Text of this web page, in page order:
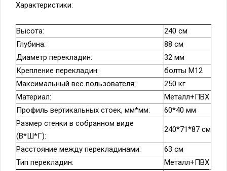
Характеристики:
Высота:
240 см
Глубина:
88 см
Диаметр перекладин:
32 мм
Крепление перекладин:
болты М12
Максимальный вес пользователя:
250 кг
Материал:
Металл+ПВХ
Профиль вертикальных стоек, мм*мм:
60*40 мм
Размер стенки в собранном виде
(В*Ш*Г):
240*71*87 см
Расстояние между перекладинами:
63 см
Тип перекладин:
Металл+ПВХ